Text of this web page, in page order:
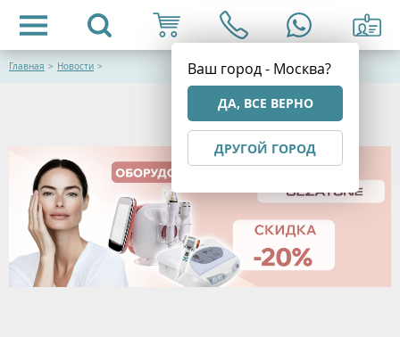
Ваш город - Москва?
ДА, ВСЕ ВЕРНО
ДРУГОЙ ГОРОД
Главная > Новости >